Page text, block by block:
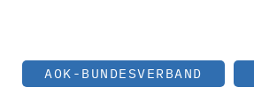
AOK-BUNDESVERBAND